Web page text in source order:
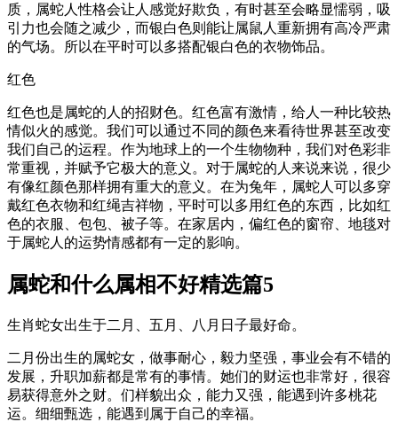
质，属蛇人性格会让人感觉好欺负，有时甚至会略显懦弱，吸
引力也会随之减少，而银白色则能让属鼠人重新拥有高冷严肃
的气场。所以在平时可以多搭配银白色的衣物饰品。
红色
红色也是属蛇的人的招财色。红色富有激情，给人一种比较热
情似火的感觉。我们可以通过不同的颜色来看待世界甚至改变
我们自己的运程。作为地球上的一个生物物种，我们对色彩非
常重视，并赋予它极大的意义。对于属蛇的人来说来说，很少
有像红颜色那样拥有重大的意义。在为兔年，属蛇人可以多穿
戴红色衣物和红绳吉祥物，平时可以多用红色的东西，比如红
色的衣服、包包、被子等。在家居内，偏红色的窗帘、地毯对
于属蛇人的运势情感都有一定的影响。
属蛇和什么属相不好精选篇5
生肖蛇女出生于二月、五月、八月日子最好命。
二月份出生的属蛇女，做事耐心，毅力坚强，事业会有不错的
发展，升职加薪都是常有的事情。她们的财运也非常好，很容
易获得意外之财。们样貌出众，能力又强，能遇到许多桃花
运。细细甄选，能遇到属于自己的幸福。